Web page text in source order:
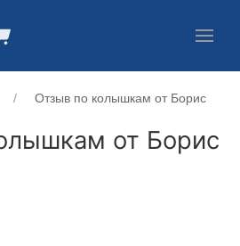
Отзыв по колышкам от Борис
от Борис